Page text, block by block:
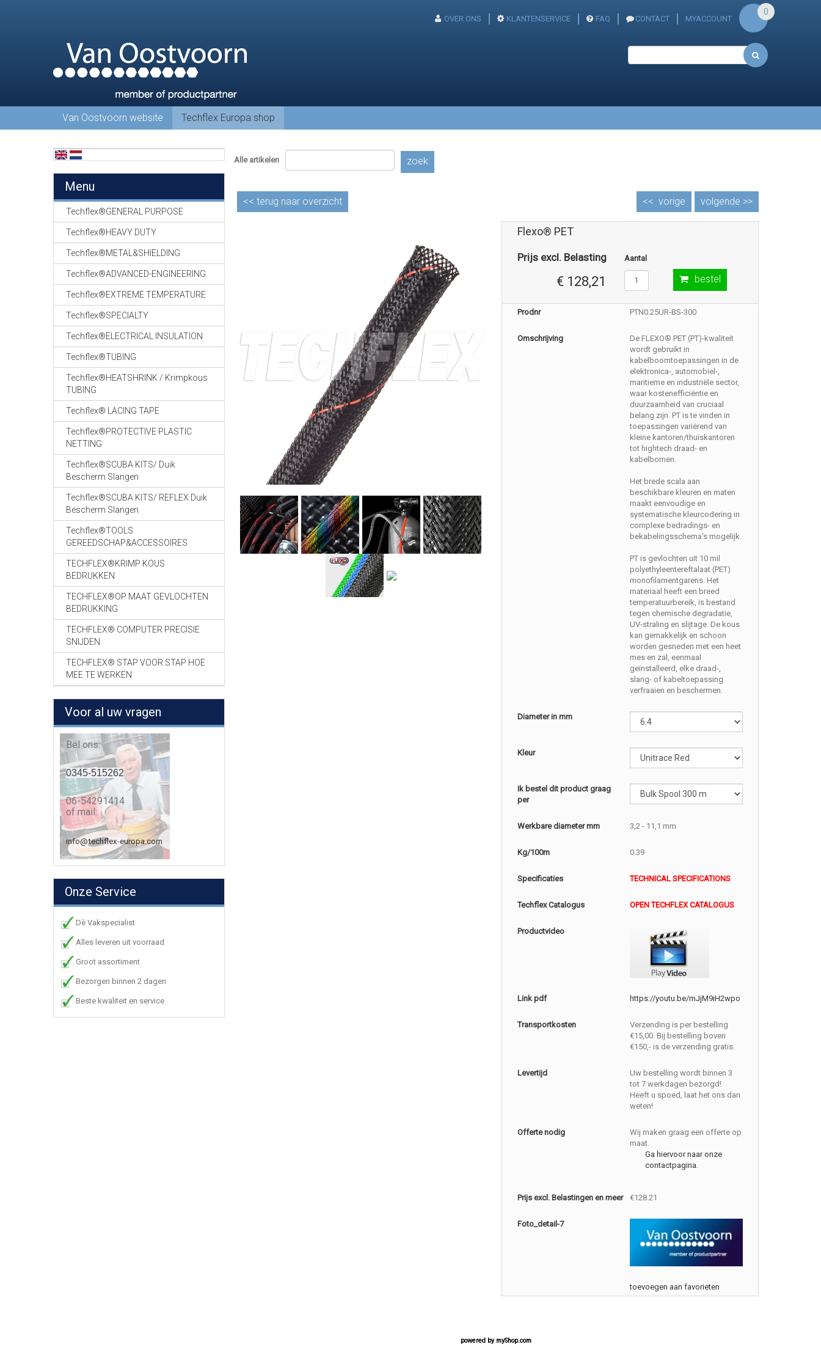
OVER ONS KLANTENSERVICE FAQ CONTACT MYACCOUNT
0
Van Oostvoorn website Techflex Europa shop
Menu
Techflex®GENERAL PURPOSE
Techflex®HEAVY DUTY
Techflex®METAL&SHIELDING
Techflex®ADVANCED-ENGINEERING
Techflex®EXTREME TEMPERATURE
Techflex®SPECIALTY
Techflex®ELECTRICAL INSULATION
Techflex®TUBING
Techflex®HEATSHRINK / Krimpkous
TUBING
Techflex® LACING TAPE
Techflex®PROTECTIVE PLASTIC
NETTING
Techflex®SCUBA KITS/ Duik
Bescherm Slangen
Techflex®SCUBA KITS/ REFLEX Duik
Bescherm Slangen
Techflex®TOOLS
GEREEDSCHAP&ACCESSOIRES
TECHFLEX®KRIMP KOUS
BEDRUKKEN
TECHFLEX®OP MAAT GEVLOCHTEN
BEDRUKKING
TECHFLEX® COMPUTER PRECISIE
SNIJDEN
TECHFLEX® STAP VOOR STAP HOE
MEE TE WERKEN
Voor al uw vragen
Bel ons:
0345-515262
06-54291414
of mail:
info@techflex-europa.com
Onze Service
Dè Vakspecialist
Alles leveren uit voorraad
Groot assortiment
Bezorgen binnen 2 dagen
Beste kwaliteit en service
Alle artikelen zoek
<< terug naar overzicht volgende >>
<< vorige
Flexo® PET
Prijs excl. Belasting
€ 128,21
Aantal
bestel
Prodnr PTN0.25UR-BS-300
Omschrijving
De FLEXO® PET (PT)-kwaliteit
wordt gebruikt in
kabelboomtoepassingen in de
elektronica-, automobiel-,
maritieme en industriële sector,
waar kostenefficiëntie en
duurzaamheid van cruciaal
belang zijn. PT is te vinden in
toepassingen variërend van
kleine kantoren/thuiskantoren
tot hightech draad- en
kabelbomen.
Het brede scala aan
beschikbare kleuren en maten
maakt eenvoudige en
systematische kleurcodering in
complexe bedradings- en
bekabelingsschema's mogelijk.
PT is gevlochten uit 10 mil
polyethyleentereftalaat (PET)
monofilamentgarens. Het
materiaal heeft een breed
temperatuurbereik, is bestand
tegen chemische degradatie,
UV-straling en slijtage. De kous
kan gemakkelijk en schoon
worden gesneden met een heet
mes en zal, eenmaal
geïnstalleerd, elke draad-,
slang- of kabeltoepassing
verfraaien en beschermen.
Diameter in mm
Kleur
Ik bestel dit product graag
per
Werkbare diameter mm 3,2 - 11,1 mm
Kg/100m 0.39
Specificaties TECHNICAL SPECIFICATIONS
Techflex Catalogus OPEN TECHFLEX CATALOGUS
Productvideo
Link pdf https://youtu.be/mJjM9iH2wpo
Transportkosten
Verzending is per bestelling
€15,00. Bij bestelling boven
€150,- is de verzending gratis.
Levertijd
Uw bestelling wordt binnen 3
tot 7 werkdagen bezorgd!
Heeft u spoed, laat het ons dan
weten!
Offerte nodig
Wij maken graag een offerte op
maat.
Ga hiervoor naar onze
contactpagina.
Prijs excl. Belastingen en meer €128.21
Foto_detail-7
toevoegen aan favorieten
powered by myShop.com